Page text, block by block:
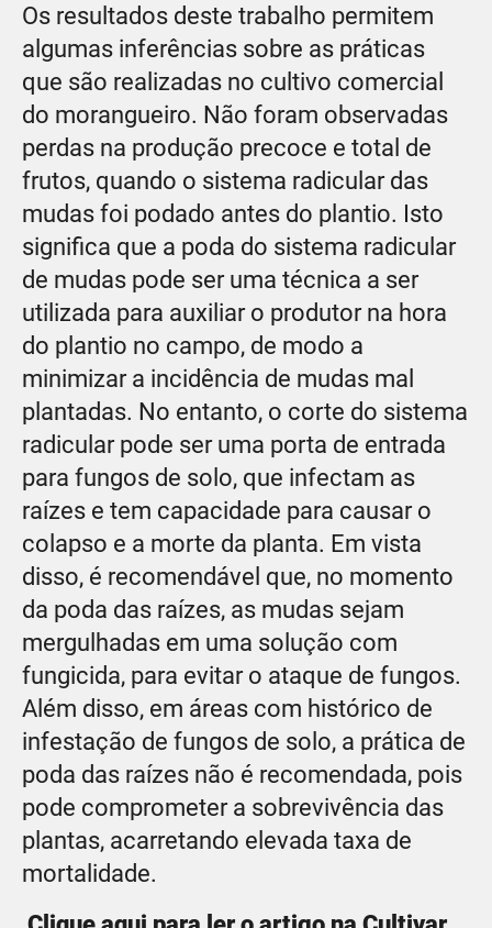
Os resultados deste trabalho permitem
algumas inferências sobre as práticas
que são realizadas no cultivo comercial
do morangueiro. Não foram observadas
perdas na produção precoce e total de
frutos, quando o sistema radicular das
mudas foi podado antes do plantio. Isto
significa que a poda do sistema radicular
de mudas pode ser uma técnica a ser
utilizada para auxiliar o produtor na hora
do plantio no campo, de modo a
minimizar a incidência de mudas mal
plantadas. No entanto, o corte do sistema
radicular pode ser uma porta de entrada
para fungos de solo, que infectam as
raízes e tem capacidade para causar o
colapso e a morte da planta. Em vista
disso, é recomendável que, no momento
da poda das raízes, as mudas sejam
mergulhadas em uma solução com
fungicida, para evitar o ataque de fungos.
Além disso, em áreas com histórico de
infestação de fungos de solo, a prática de
poda das raízes não é recomendada, pois
pode comprometer a sobrevivência das
plantas, acarretando elevada taxa de
mortalidade.